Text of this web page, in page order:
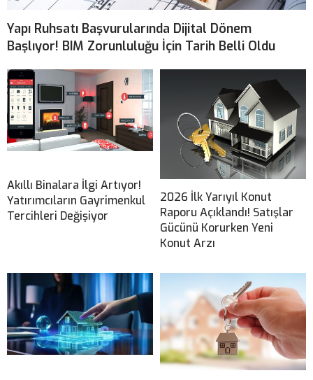
Yapı Ruhsatı Başvurularında Dijital Dönem
Başlıyor! BIM Zorunluluğu İçin Tarih Belli Oldu
Akıllı Binalara İlgi Artıyor!
Yatırımcıların Gayrimenkul
Tercihleri Değişiyor
2026 İlk Yarıyıl Konut
Raporu Açıklandı! Satışlar
Gücünü Korurken Yeni
Konut Arzı